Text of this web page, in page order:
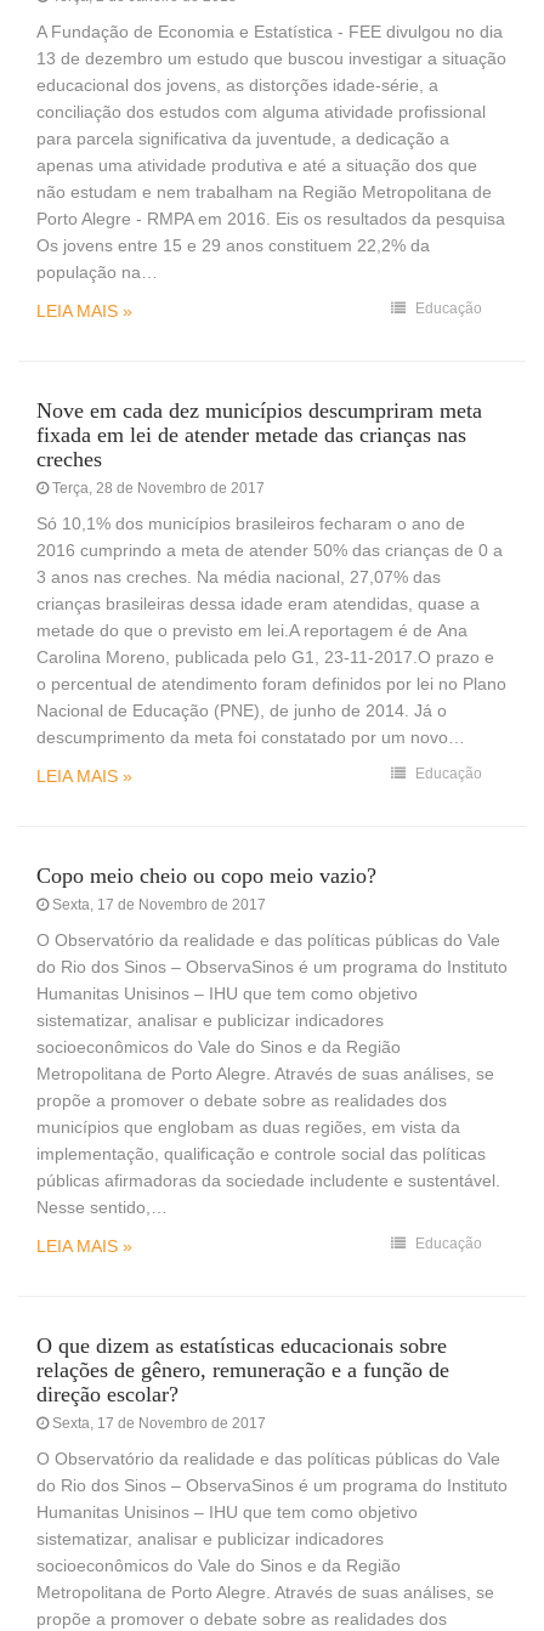
A Fundação de Economia e Estatística - FEE divulgou no dia
13 de dezembro um estudo que buscou investigar a situação
educacional dos jovens, as distorções idade-série, a
conciliação dos estudos com alguma atividade profissional
para parcela significativa da juventude, a dedicação a
apenas uma atividade produtiva e até a situação dos que
não estudam e nem trabalham na Região Metropolitana de
Porto Alegre - RMPA em 2016. Eis os resultados da pesquisa
Os jovens entre 15 e 29 anos constituem 22,2% da
população na…
LEIA MAIS »
Educação
Nove em cada dez municípios descumpriram meta
fixada em lei de atender metade das crianças nas
creches
Terça, 28 de Novembro de 2017
Só 10,1% dos municípios brasileiros fecharam o ano de
2016 cumprindo a meta de atender 50% das crianças de 0 a
3 anos nas creches. Na média nacional, 27,07% das
crianças brasileiras dessa idade eram atendidas, quase a
metade do que o previsto em lei.A reportagem é de Ana
Carolina Moreno, publicada pelo G1, 23-11-2017.O prazo e
o percentual de atendimento foram definidos por lei no Plano
Nacional de Educação (PNE), de junho de 2014. Já o
descumprimento da meta foi constatado por um novo…
LEIA MAIS »
Educação
Copo meio cheio ou copo meio vazio?
Sexta, 17 de Novembro de 2017
O Observatório da realidade e das políticas públicas do Vale
do Rio dos Sinos – ObservaSinos é um programa do Instituto
Humanitas Unisinos – IHU que tem como objetivo
sistematizar, analisar e publicizar indicadores
socioeconômicos do Vale do Sinos e da Região
Metropolitana de Porto Alegre. Através de suas análises, se
propõe a promover o debate sobre as realidades dos
municípios que englobam as duas regiões, em vista da
implementação, qualificação e controle social das políticas
públicas afirmadoras da sociedade includente e sustentável.
Nesse sentido,…
LEIA MAIS »
Educação
O que dizem as estatísticas educacionais sobre
relações de gênero, remuneração e a função de
direção escolar?
Sexta, 17 de Novembro de 2017
O Observatório da realidade e das políticas públicas do Vale
do Rio dos Sinos – ObservaSinos é um programa do Instituto
Humanitas Unisinos – IHU que tem como objetivo
sistematizar, analisar e publicizar indicadores
socioeconômicos do Vale do Sinos e da Região
Metropolitana de Porto Alegre. Através de suas análises, se
propõe a promover o debate sobre as realidades dos